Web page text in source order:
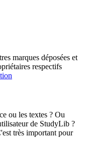
marques déposées et
respectifs
ou les textes ? Ou
de StudyLib ?
très important pour